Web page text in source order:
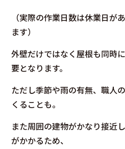
（実際の作業日数は休業日が
ます）
外壁だけではなく屋根も同時
要となります。
ただし季節や雨の有無、職人
くることも。
また周囲の建物がかなり接近
がかかるため、